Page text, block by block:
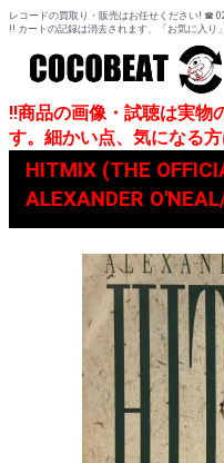
レコードの買取り・販売はお任せください! ☎
!! カートの記録は消去されます、「お気に入り
!!商品の画像・試聴は実物
す。細かい点、気になる
HITMIX (THE
ALEXANDER